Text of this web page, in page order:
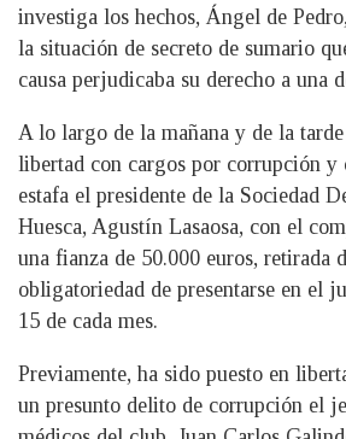
investiga los hechos, Ángel de
la situación de secreto de sumario
causa perjudicaba su derecho a una
A lo largo de la mañana y de la
libertad con cargos por corrupción y
estafa el presidente de la Sociedad
Huesca, Agustín Lasaosa, con el
una fianza de 50.000 euros, retirada
obligatoriedad de presentarse en el
15 de cada mes.
Previamente, ha sido puesto en
un presunto delito de corrupción el